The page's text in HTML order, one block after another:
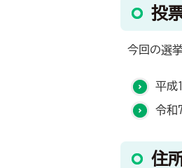
投
今回の選
平成
令和
住